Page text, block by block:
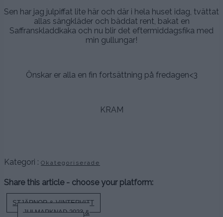
Sen har jag julpiffat lite här och där i hela huset idag, tvättat
allas sängkläder och bäddat rent, bakat en
Saffranskladdkaka och nu blir det eftermiddagsfika med
min gullungar!
Önskar er alla en fin fortsättning på fredagen<3
KRAM
Kategori : Okategoriserade
Share this article - choose your platform:
Inläggsnavigering
STJÄRNOR & VINTERVITT
JULMARKNAD 2023 &